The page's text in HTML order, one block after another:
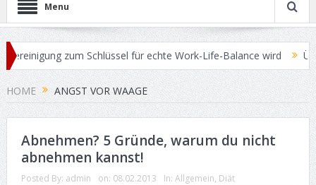
Menu
zum Schlüssel für echte Work-Life-Balance wird
HOME ANGST VOR WAAGE
Abnehmen? 5 Gründe, warum du nicht
abnehmen kannst!
Posted By: admin on: 08.02.2013 In: Allgemein, Diät